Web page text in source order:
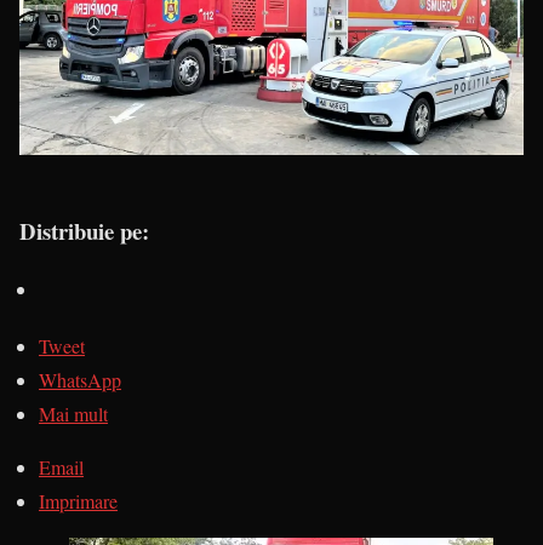
Distribuie pe:
Tweet
WhatsApp
Mai mult
Email
Imprimare